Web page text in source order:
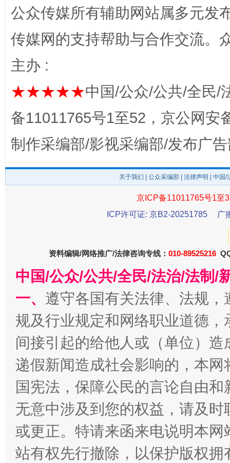
从幼
全民健身五年计划来了！等你上场
公众传媒所有辅助网站属多元发
传媒网的支持帮助与合作交流。
主办 :
★★★★★中国/公众/公共/全民/
备11011765号1至52，京公网安
制作采编部/影视采编部/发布广
关于我们 公众采编部 法律声明 | 中国
京ICP备11011765号1至
ICP许可证: 京B2-20251785
广
资料编辑/网络推广/法律咨询专线： 010-89525216
中国/公众/公共/全民/法治/法制/
一、 遵守各国有关法律、法规
规及行业规定和网络职业道德
间接引起的给他人或（单位）
递假新闻造成社会影响的，本
国宪法，保障公民的言论自由
无意中涉及到您的权益，请及
或更正。特请来函来电说明本
站有权先行撤除，以保护版权